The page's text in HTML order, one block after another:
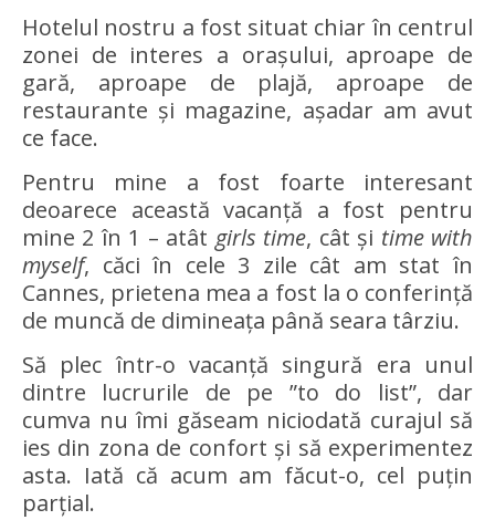
Hotelul nostru a fost situat chiar în centrul
zonei de interes a orașului, aproape de
gară, aproape de plajă, aproape de
restaurante și magazine, așadar am avut
ce face.
Pentru mine a fost foarte interesant
deoarece această vacanță a fost pentru
mine 2 în 1 – atât girls time, cât și time with
myself, căci în cele 3 zile cât am stat în
Cannes, prietena mea a fost la o conferință
de muncă de dimineața până seara târziu.
Să plec într-o vacanță singură era unul
dintre lucrurile de pe ”to do list”, dar
cumva nu îmi găseam niciodată curajul să
ies din zona de confort și să experimentez
asta. Iată că acum am făcut-o, cel puțin
parțial.